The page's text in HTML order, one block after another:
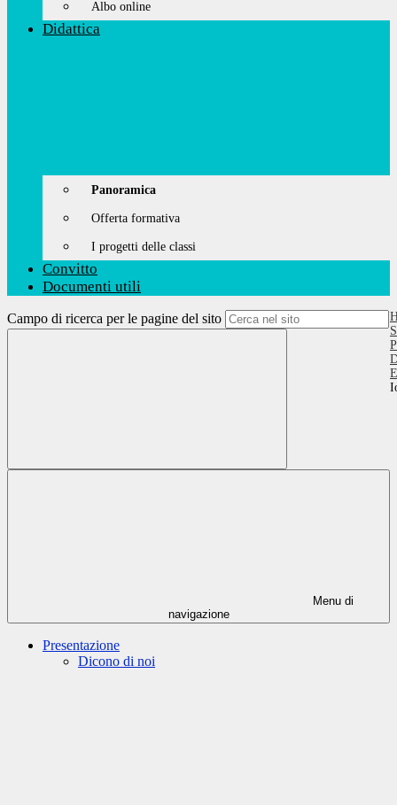
Albo online
Didattica
Panoramica
Offerta formativa
I progetti delle classi
Convitto
Documenti utili
Campo di ricerca per le pagine del sito
Menu di
navigazione
Presentazione
Dicono di noi